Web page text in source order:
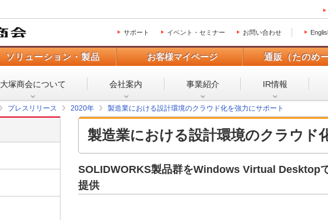
サポート イベント・セミナー お問い合わせ
ソリューション・製品 お客様マイページ 通販（たのめー
大塚商会について 会社案内 事業紹介 IR情報
プレスリリース 2020年 製造業における設計環境のクラウド化を強力にサポート
製造業における設計環境のクラウド
SOLIDWORKS製品群をWindows Virtual Desktop
提供